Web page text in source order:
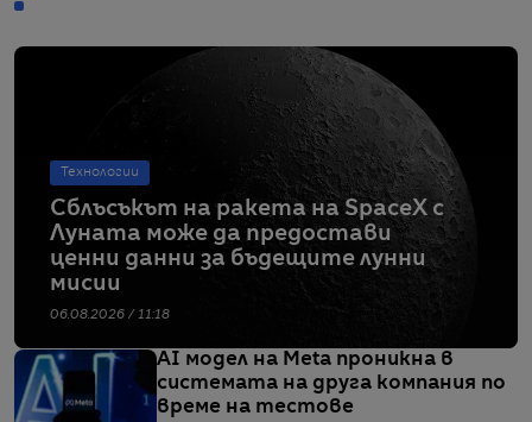
Технологии
Сблъсъкът на ракета на SpaceX с
Луната може да предостави
ценни данни за бъдещите лунни
мисии
06.08.2026 / 11:18
AI модел на Meta проникна в
системата на друга компания по
време на тестове